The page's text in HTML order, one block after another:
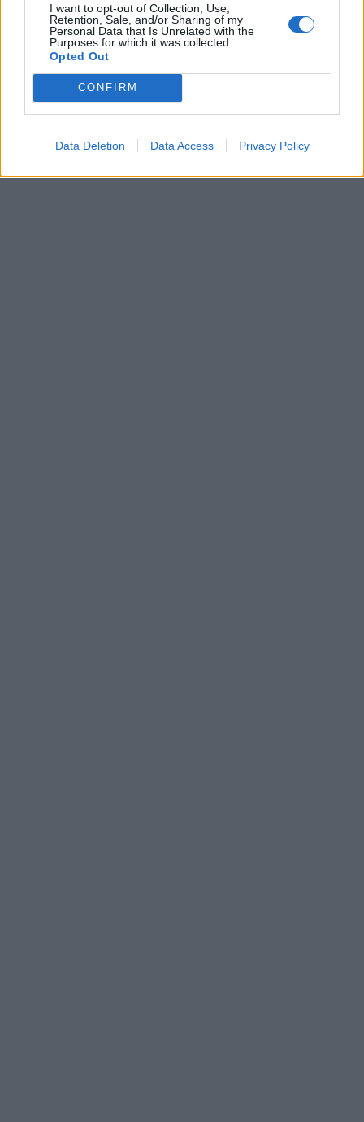
I want to opt-out of Collection, Use,
Retention, Sale, and/or Sharing of my
Personal Data that Is Unrelated with the
Purposes for which it was collected.
Opted Out
CONFIRM
Data Deletion Data Access Privacy Policy